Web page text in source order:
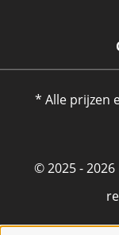
* Alle prijzen
© 2025 - 2026